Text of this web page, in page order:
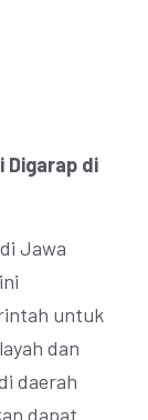
Digarap di
Jawa
untuk
dan
daerah
dapat